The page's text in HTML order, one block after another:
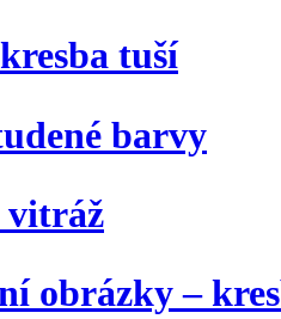
tuší
barvy
vitráž
obrázky –